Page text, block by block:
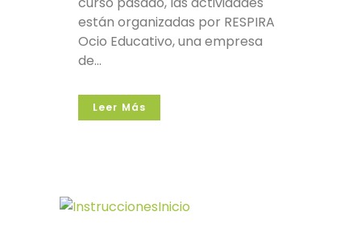
están organizadas por RESPIRA
Ocio Educativo, una empresa
de...
Leer Más